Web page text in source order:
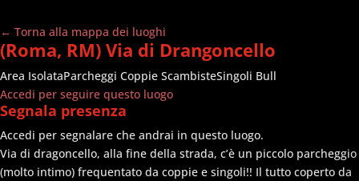
← Torna alla mappa dei luoghi
(Roma, RM) Via di Drangoncello
Area IsolataParcheggi Coppie ScambisteSingoli Bull
Accedi per seguire questo luogo
Segnala presenza
Accedi per segnalare che andrai in questo luogo.
Via di dragoncello, alla fine della strada, c’è un piccolo parcheggio
(molto intimo) frequentato da coppie e singoli!! Il tutto coperto da